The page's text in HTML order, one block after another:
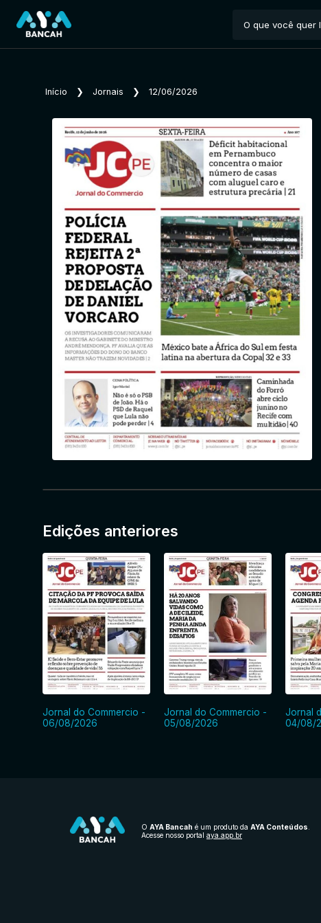
Início ❯ Jornais ❯ 12/06/2026
Edições anteriores
Jornal do Commercio -
06/08/2026
Jornal do Commercio -
05/08/2026
Jornal
04/08/
O AYA Bancah é um produto da AYA Conteúdos
Acesse nosso portal aya.app.br